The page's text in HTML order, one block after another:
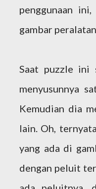
penggunaan
gambar
Saat puzzle ini
menyusunnya
Kemudian dia
lain. Oh,
yang ada di
dengan peluit